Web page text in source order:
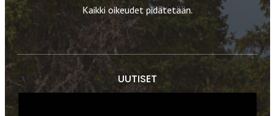
Kaikki oikeudet pidätetään.
UUTISET